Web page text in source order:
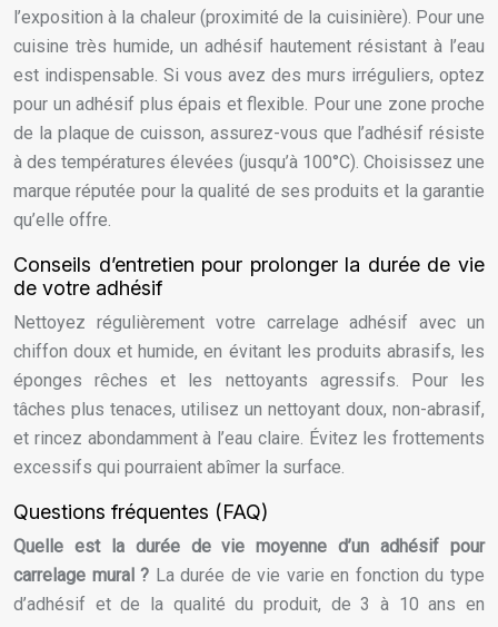
l’exposition à la chaleur (proximité de la cuisinière). Pour une
cuisine très humide, un adhésif hautement résistant à l’eau
est indispensable. Si vous avez des murs irréguliers, optez
pour un adhésif plus épais et flexible. Pour une zone proche
de la plaque de cuisson, assurez-vous que l’adhésif résiste
à des températures élevées (jusqu’à 100°C). Choisissez une
marque réputée pour la qualité de ses produits et la garantie
qu’elle offre.
Conseils d’entretien pour prolonger la durée de vie
de votre adhésif
Nettoyez régulièrement votre carrelage adhésif avec un
chiffon doux et humide, en évitant les produits abrasifs, les
éponges rêches et les nettoyants agressifs. Pour les
tâches plus tenaces, utilisez un nettoyant doux, non-abrasif,
et rincez abondamment à l’eau claire. Évitez les frottements
excessifs qui pourraient abîmer la surface.
Questions fréquentes (FAQ)
Quelle est la durée de vie moyenne d’un adhésif pour
carrelage mural ? La durée de vie varie en fonction du type
d’adhésif et de la qualité du produit, de 3 à 10 ans en